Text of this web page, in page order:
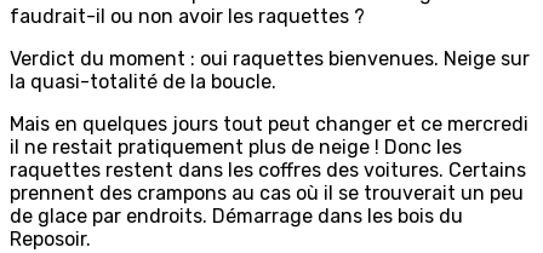
faudrait-il ou non avoir les raquettes ?
Verdict du moment : oui raquettes bienvenues. Neige sur
la quasi-totalité de la boucle.
Mais en quelques jours tout peut changer et ce mercredi
il ne restait pratiquement plus de neige ! Donc les
raquettes restent dans les coffres des voitures. Certains
prennent des crampons au cas où il se trouverait un peu
de glace par endroits. Démarrage dans les bois du
Reposoir.